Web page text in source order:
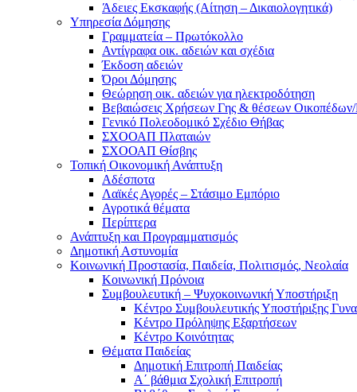
Άδειες Εκσκαφής (Αίτηση – Δικαιολογητικά)
Υπηρεσία Δόμησης
Γραμματεία – Πρωτόκολλο
Αντίγραφα οικ. αδειών και σχέδια
Έκδοση αδειών
Όροι Δόμησης
Θεώρηση οικ. αδειών για ηλεκτροδότηση
Βεβαιώσεις Χρήσεων Γης & θέσεων
Γενικό Πολεοδομικό Σχέδιο Θήβας
ΣΧΟΟΑΠ Πλαταιών
ΣΧΟΟΑΠ Θίσβης
Τοπική Οικονομική Ανάπτυξη
Αδέσποτα
Λαϊκές Αγορές – Στάσιμο Εμπόριο
Αγροτικά θέματα
Περίπτερα
Ανάπτυξη και Προγραμματισμός
Δημοτική Αστυνομία
Κοινωνική Προστασία, Παιδεία, Πολιτισμός, Νεολαία
Κοινωνική Πρόνοια
Συμβουλευτική – Ψυχοκοινωνική Υποστήριξη
Κέντρο Συμβουλευτικής Υποστήριξης
Κέντρο Πρόληψης Εξαρτήσεων
Κέντρο Κοινότητας
Θέματα Παιδείας
Δημοτική Επιτροπή Παιδείας
Α΄ βάθμια Σχολική Επιτροπή